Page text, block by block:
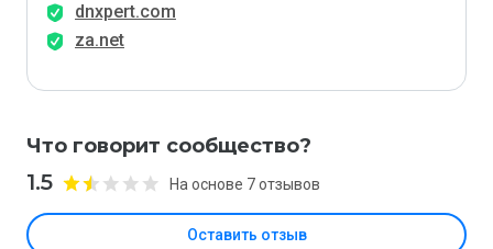
dnxpert.com
za.net
Что говорит сообщество?
1.5 На основе 7 отзывов
Оставить отзыв